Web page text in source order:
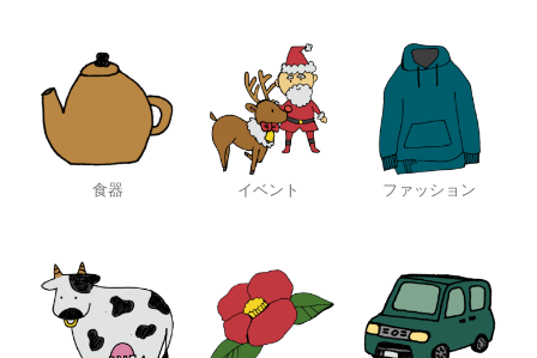
食器 イベント ファッション